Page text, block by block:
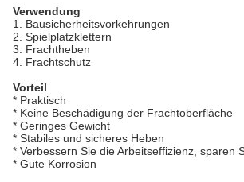
Verwendung
1. Bausicherheitsvorkehrungen
2. Spielplatzklettern
3. Frachtheben
4. Frachtschutz
Vorteil
* Praktisch
* Keine Beschädigung der Frachtoberfläche
* Geringes Gewicht
* Stabiles und sicheres Heben
* Verbessern Sie die Arbeitseffizienz, sparen
* Gute Korrosion